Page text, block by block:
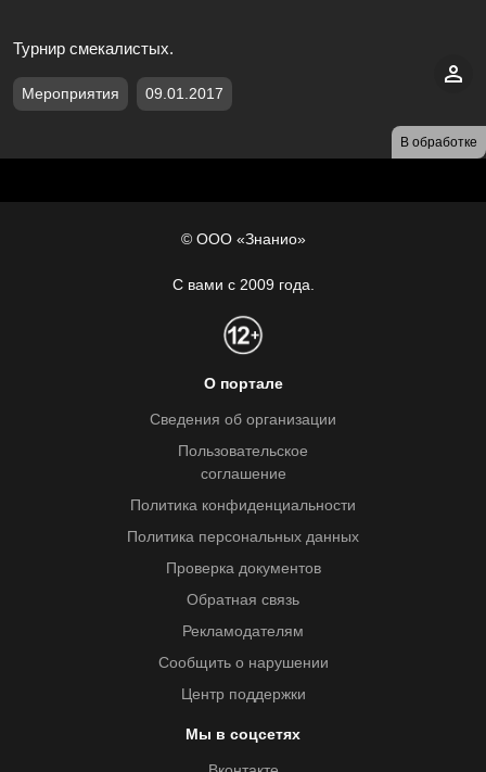
В обработке
Турнир смекалистых.
Мероприятия 09.01.2017
© ООО «Знанио»
С вами с 2009 года.
О портале
Сведения об организации
Пользовательское
соглашение
Политика конфиденциальности
Политика персональных данных
Проверка документов
Обратная связь
Рекламодателям
Сообщить о нарушении
Центр поддержки
Мы в соцсетях